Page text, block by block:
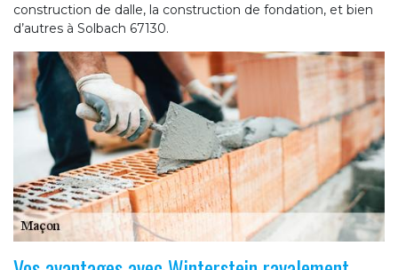
construction de dalle, la construction de fondation, et bien
d’autres à Solbach 67130.